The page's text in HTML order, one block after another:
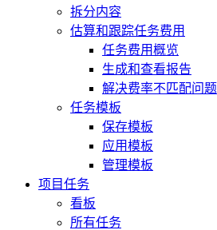
拆分内容
估算和跟踪任务费用
任务费用概览
生成和查看报告
解决费率不匹配问题
任务模板
保存模板
应用模板
管理模板
项目任务
看板
所有任务